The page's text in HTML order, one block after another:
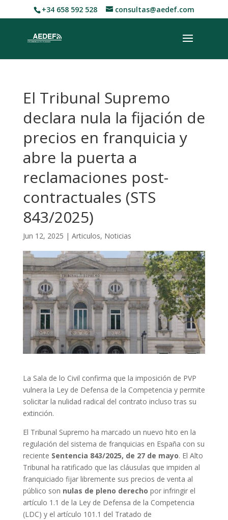
+34 658 592 528 consultas@aedef.com
El Tribunal Supremo
declara nula la fijación de
precios en franquicia y
abre la puerta a
reclamaciones post-
contractuales (STS
843/2025)
Jun 12, 2025 | Articulos, Noticias
La Sala de lo Civil confirma que la imposición de PVP
vulnera la Ley de Defensa de la Competencia y permite
solicitar la nulidad radical del contrato incluso tras su
extinción.
El Tribunal Supremo ha marcado un nuevo hito en la
regulación del sistema de franquicias en España con su
reciente Sentencia 843/2025, de 27 de mayo. El Alto
Tribunal ha ratificado que las cláusulas que impiden al
franquiciado fijar libremente sus precios de venta al
público son nulas de pleno derecho por infringir el
artículo 1.1 de la Ley de Defensa de la Competencia
(LDC) y el artículo 101.1 del Tratado de